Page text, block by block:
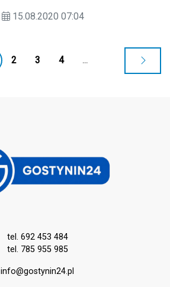
Kaszewska? Posłuchajcie w
15.08.2020 07:04
2 3 4 ...
tel. 692 453 484
tel. 785 955 985
info@gostynin24.pl